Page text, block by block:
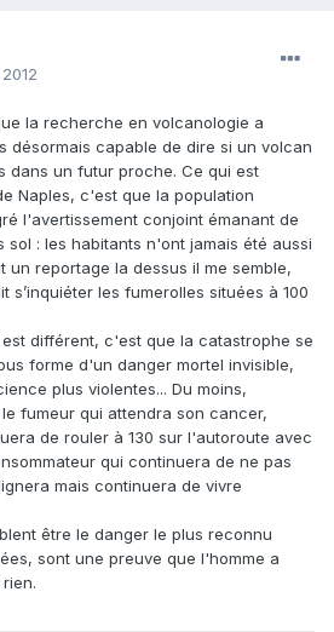
la recherche en volcanologie a
désormais capable de dire si un volcan
dans un futur proche. Ce qui est
Naples, c'est que la population
l'avertissement conjoint émanant de
sol : les habitants n'ont jamais été aussi
un reportage la dessus il me semble,
s’inquiéter les fumerolles situées à 100
différent, c'est que la catastrophe se
forme d'un danger mortel invisible,
plus violentes... Du moins,
fumeur qui attendra son cancer,
de rouler à 130 sur l'autoroute avec
qui continuera de ne pas
mais continuera de vivre
être le danger le plus reconnu
sont une preuve que l'homme a